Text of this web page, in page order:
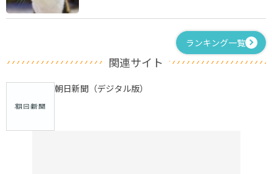
ランキング一覧
関連サイト
朝日新聞（デジタル版）